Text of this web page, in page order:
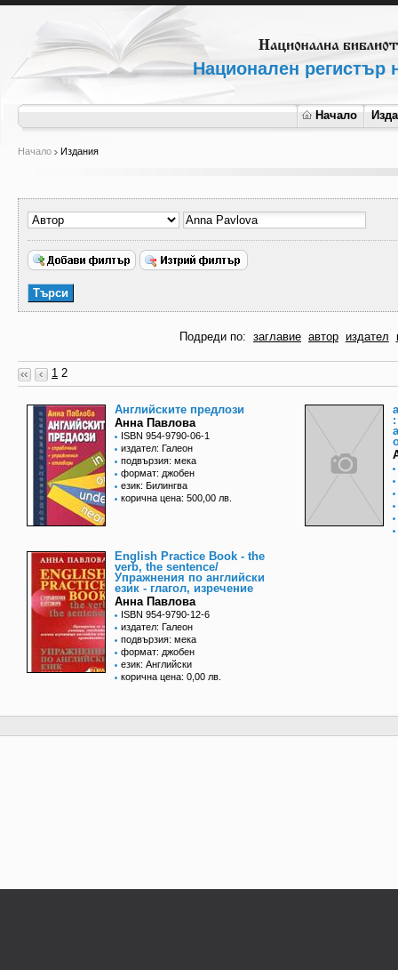
Национален регистър
Начало
Начало Издания
Подреди по: заглавие автор издател
1 2
Английските предлози
Анна Павлова
ISBN 954-9790-06-1
издател: Галеон
подвързия: мека
формат: джобен
език: Билингва
корична цена: 500,00 лв.
English Practice Book - the
verb, the sentence/
Упражнения по английски
език - глагол, изречение
Анна Павлова
ISBN 954-9790-12-6
издател: Галеон
подвързия: мека
формат: джобен
език: Английски
корична цена: 0,00 лв.